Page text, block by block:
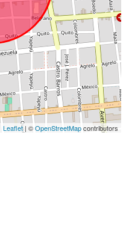
Leaflet| ©OpenStreetMapcontributors